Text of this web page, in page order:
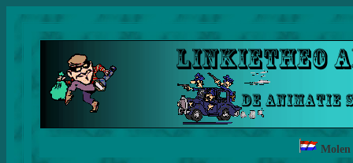
Molen